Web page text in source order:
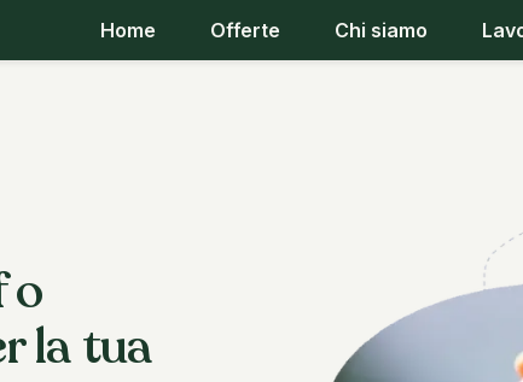
Home Offerte Chi siamo
o
la tua